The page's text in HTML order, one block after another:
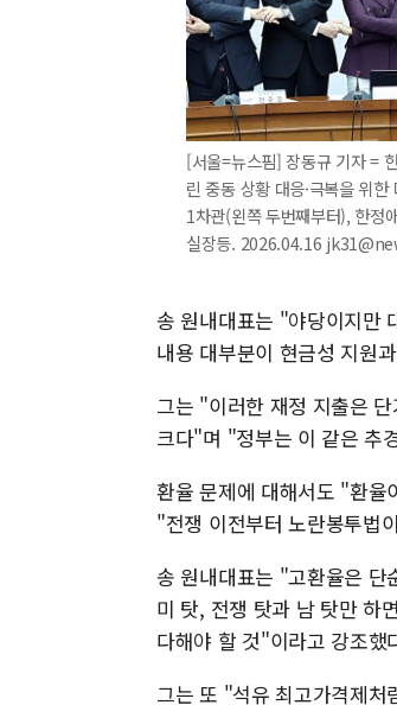
[서울=뉴스핌] 장동규 기자 =
린 중동 상황 대응·극복을 위
1차관(왼쪽 두번째부터), 한정
실장등. 2026.04.16
송 원내대표는 "야당이지만
내용 대부분이 현금성 지원
그는 "이러한 재정 지출은
크다"며 "정부는 이 같은 추
환율 문제에 대해서도 "환율
"전쟁 이전부터 노란봉투법
송 원내대표는 "고환율은 단
미 탓, 전쟁 탓과 남 탓만 하
다해야 할 것"이라고 강조했
그는 또 "석유 최고가격제